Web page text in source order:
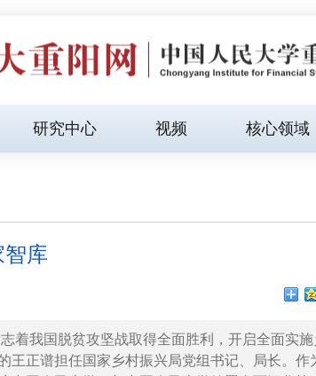
研究中心 视频 核心领域
智库
着我国脱贫攻坚战取得全面胜利，开启全面实
王正谱担任国家乡村振兴局党组书记、局长。作